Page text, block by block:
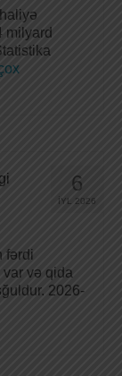
milyard
6
İYL 2026
fərdi
var və qida
2026-